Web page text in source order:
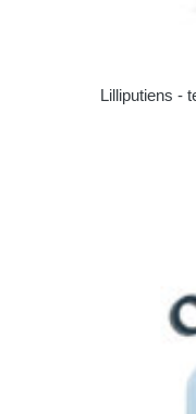
Lilliputiens -